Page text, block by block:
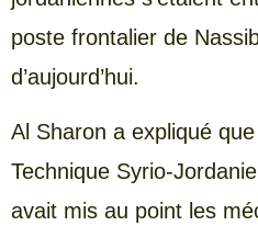
poste frontalier de
d’aujourd’hui.
Al Sharon a expliqué
Technique Syrio-
avait mis au point les